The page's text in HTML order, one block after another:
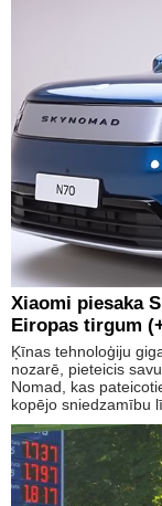
Xiaomi piesaka
Eiropas tirgum
Ķīnas tehnoloģiju
nozarē, pieteicis
Nomad, kas
kopējo sniedzamību